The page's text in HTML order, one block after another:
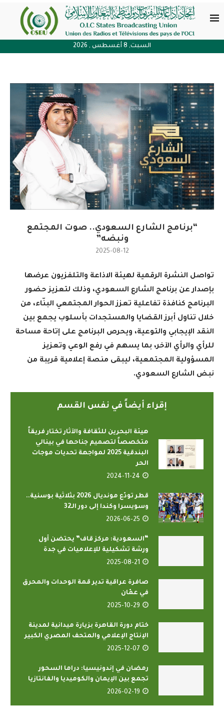
السبت, 8 أغسطس , 2026
“برنامج الشارع السعودي.. صوت المجتمع
ونبضه”
2025-08-12
تواصل النشرة الرقمية لهيئة الاذاعة والتلفزيون عرضها
بإصدار عن برنامج الشارع السعودي، وذلك لتعزيز حضور
البرنامج كنافذة تفاعلية تعزز الحوار المجتمعي البنّاء، من
خلال تناول أبرز القضايا والمستجدات بأسلوب يجمع بين
النقد الإيجابي والتوعية، ويحرص البرنامج على إتاحة مساحة
للرأي والرأي الآخر، بما يسهم في رفع الوعي وتعزيز
المسؤولية المجتمعية، ليبقى منصة إعلامية قريبة من
نبض الشارع السعودي.
إقراء أيضاً في نفس القسم
هيئة البحرين للثقافة والآثار تختار فريقاً
متخصصاً لتصميم جناحها في بينالي
البندقية 2025 لمواجهة تحديات موجات
الحر
2024-11-24
قطر تودّع مونديال 2026 بثلاثية بوسنية..
وسويسرا وكندا إلى دور الـ32
2026-06-25
“السعودية: مركز قاف” يحتضن أول
ورشة تشكيلية للإعلاميات في جدة
2025-08-21
صافرة عراقية تدير قمة الوحدات والمحرق
في عمّان
2025-10-29
ختام دورة القاهرة بزيارة ميدانية لمدينة
الإنتاج الإعلامي والمتحف المصري الكبير
2025-12-07
رمضان في إندونيسيا: دراما السحور
تجمع بين الإيمان والكوميديا والفانتازيا
2026-02-19